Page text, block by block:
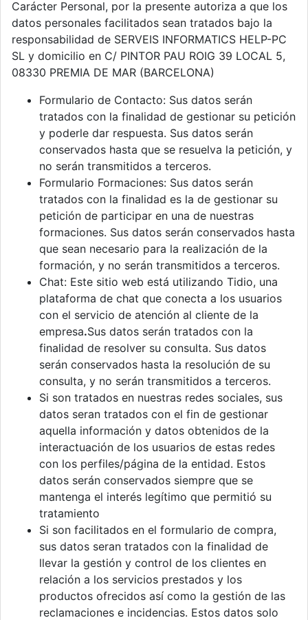
Carácter Personal, por la presente autoriza a que los
datos personales facilitados sean tratados bajo la
responsabilidad de SERVEIS INFORMATICS HELP-PC
SL y domicilio en C/ PINTOR PAU ROIG 39 LOCAL 5,
08330 PREMIA DE MAR (BARCELONA)
Formulario de Contacto: Sus datos serán
tratados con la finalidad de gestionar su petición
y poderle dar respuesta. Sus datos serán
conservados hasta que se resuelva la petición, y
no serán transmitidos a terceros.
Formulario Formaciones: Sus datos serán
tratados con la finalidad es la de gestionar su
petición de participar en una de nuestras
formaciones. Sus datos serán conservados hasta
que sean necesario para la realización de la
formación, y no serán transmitidos a terceros.
Chat: Este sitio web está utilizando Tidio, una
plataforma de chat que conecta a los usuarios
con el servicio de atención al cliente de la
empresa.Sus datos serán tratados con la
finalidad de resolver su consulta. Sus datos
serán conservados hasta la resolución de su
consulta, y no serán transmitidos a terceros.
Si son tratados en nuestras redes sociales, sus
datos seran tratados con el fin de gestionar
aquella información y datos obtenidos de la
interactuación de los usuarios de estas redes
con los perfiles/página de la entidad. Estos
datos serán conservados siempre que se
mantenga el interés legítimo que permitió su
tratamiento
Si son facilitados en el formulario de compra,
sus datos seran tratados con la finalidad de
llevar la gestión y control de los clientes en
relación a los servicios prestados y los
productos ofrecidos así como la gestión de las
reclamaciones e incidencias. Estos datos solo